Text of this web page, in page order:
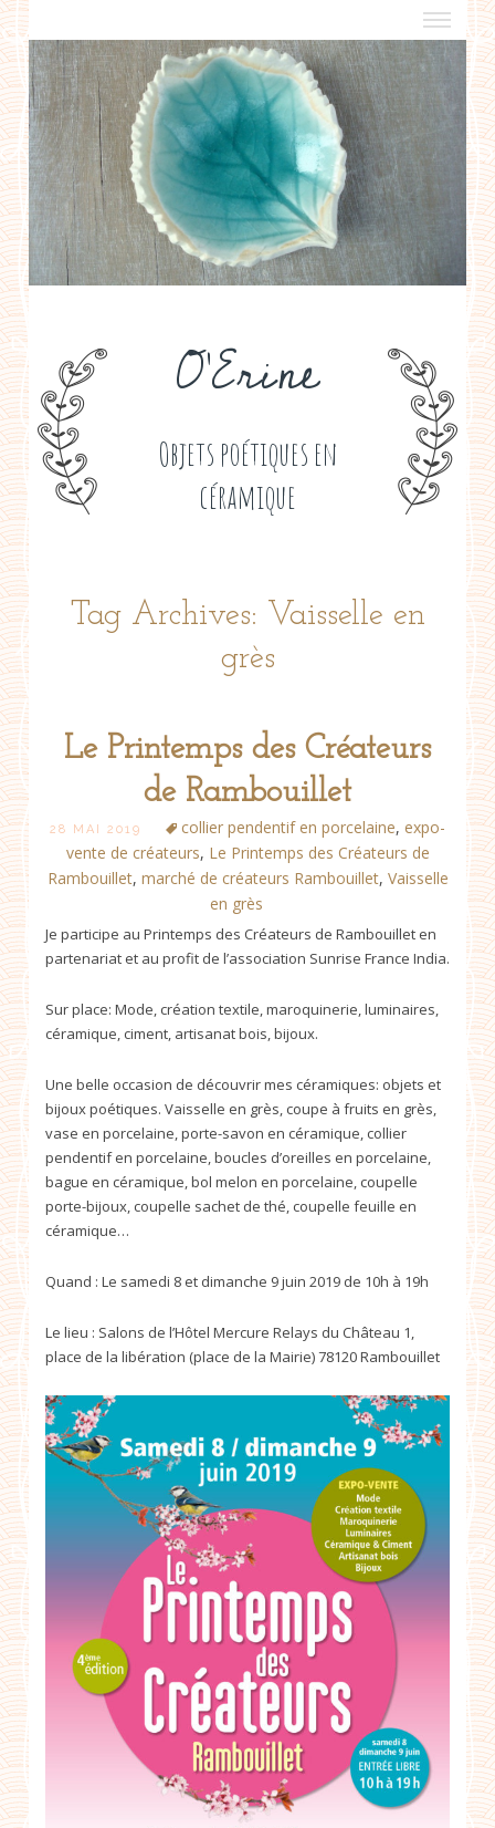
O'Erine
Objets poétiques en
céramique
a propos
boutiques de créateurs
contact
politique de confidentialité
Tag Archives: Vaisselle en
grès
Le Printemps des Créateurs
de Rambouillet
28 MAI 2019 collier pendentif en porcelaine, expo-
vente de créateurs, Le Printemps des Créateurs de
Rambouillet, marché de créateurs Rambouillet, Vaisselle
en grès
Je participe au Printemps des Créateurs de Rambouillet en
partenariat et au profit de l’association Sunrise France India.
Sur place: Mode, création textile, maroquinerie, luminaires,
céramique, ciment, artisanat bois, bijoux.
Une belle occasion de découvrir mes céramiques: objets et
bijoux poétiques. Vaisselle en grès, coupe à fruits en grès,
vase en porcelaine, porte-savon en céramique, collier
pendentif en porcelaine, boucles d’oreilles en porcelaine,
bague en céramique, bol melon en porcelaine, coupelle
porte-bijoux, coupelle sachet de thé, coupelle feuille en
céramique…
Quand : Le samedi 8 et dimanche 9 juin 2019 de 10h à 19h
Le lieu : Salons de l’Hôtel Mercure Relays du Château 1,
place de la libération (place de la Mairie) 78120 Rambouillet